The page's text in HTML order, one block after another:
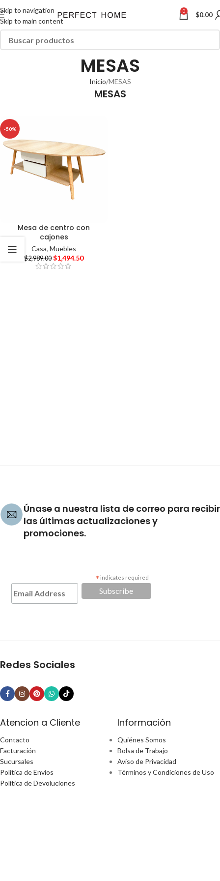
Skip to navigation
Skip to main content
0 $0.00
MESAS
Inicio MESAS
MESAS
-50%
Mesa de centro con
cajones
Casa, Muebles
$2,989.00 $1,494.50
Únase a nuestra lista de correo para recibir
las últimas actualizaciones y
promociones.
* indicates required
Redes Sociales
Atencion a Cliente
Contacto
Facturación
Sucursales
Política de Envíos
Política de Devoluciones
Información
Quiénes Somos
Bolsa de Trabajo
Aviso de Privacidad
Términos y Condiciones de Uso